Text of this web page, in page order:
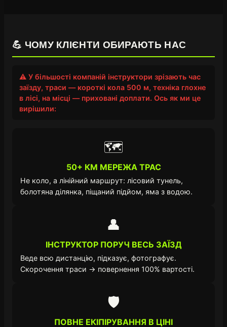
💪 ЧОМУ КЛІЄНТИ ОБИРАЮТЬ НАС
⚠️ У більшості компаній інструктори зрізають час
заїзду, траси — короткі кола 500 м, техніка глохне
в лісі, на місці — приховані доплати. Ось як ми це
вирішили:
🗺️
50+ КМ МЕРЕЖА ТРАС
Не коло, а лінійний маршрут: лісовий тунель,
болотяна ділянка, піщаний підйом, яма з водою.
👤
ІНСТРУКТОР ПОРУЧ ВЕСЬ ЗАЇЗД
Веде всю дистанцію, підказує, фотографує.
Скорочення траси → повернення 100% вартості.
🛡️
ПОВНЕ ЕКІПІРУВАННЯ В ЦІНІ